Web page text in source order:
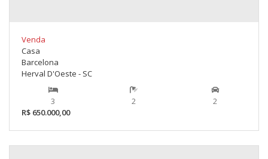
Venda
Casa
Barcelona
Herval D'Oeste - SC
3 2
2
R$ 650.000,00